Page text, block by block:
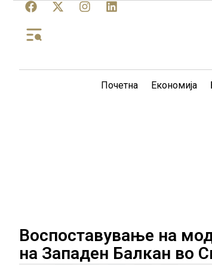
Почетна Економија
Воспоставување на
на Западен Балкан во